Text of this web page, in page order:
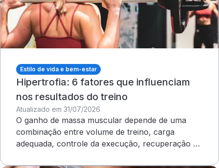
Estilo de vida e bem-estar
Hipertrofia: 6 fatores que influenciam
nos resultados do treino
Atualizado em 31/07/2026
O ganho de massa muscular depende de uma
combinação entre volume de treino, carga
adequada, controle da execução, recuperação e